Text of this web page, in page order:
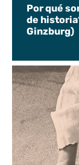
Por qué
de
Ginzburg)